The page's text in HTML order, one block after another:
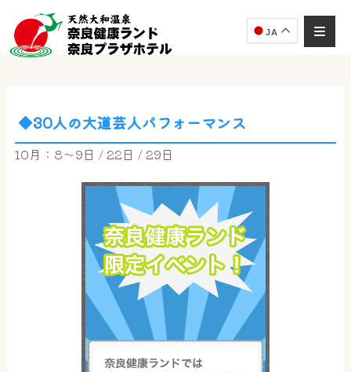
JA
◆30人の大道芸人パフォーマンス
10月：8～9日 / 22日 / 29日